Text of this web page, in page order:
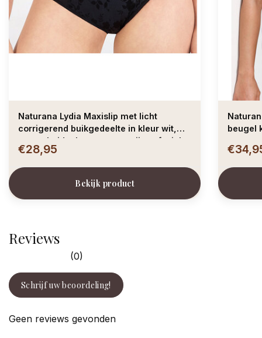
Naturana Lydia Maxislip met licht
corrigerend buikgedeelte in kleur wit,
zwart, huid, champagne, grijs,soft pink,
of aubergine
€28,95
Bekijk product
beugel
Reviews
(0)
Schrijf uw beoordeling!
Geen reviews gevonden